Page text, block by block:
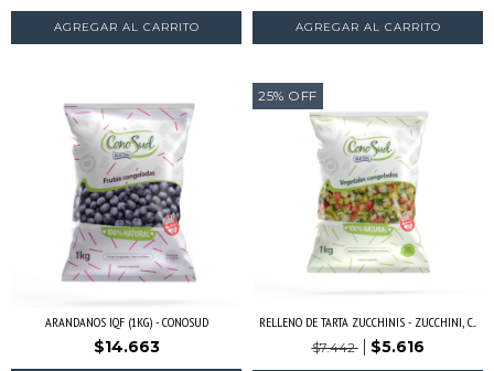
AGREGAR AL CARRITO AGREGAR AL CARRITO
ARANDANOS IQF (1KG) - CONOSUD
$14.663
25% OFF
RELLENO DE TARTA ZUCCHINIS - ZUCCHINI, C...
$7.442
$5.616